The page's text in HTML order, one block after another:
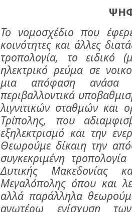
To νομοσχέδιο που
κοινότητες και άλλες
τροπολογία, το ειδικό
ηλεκτρικό ρεύμα σε
μια απόφαση ανάσα
περιβαλλοντικά
λιγνιτικών σταθμών
Τρίπολης, που
εξηλεκτρισμό και την
Θεωρούμε δίκαιη την
συγκεκριμένη
Δυτικής Μακεδονίας
Μεγαλόπολης όπου και
αλλά παράλληλα
ανωτέρω ενίσχυση